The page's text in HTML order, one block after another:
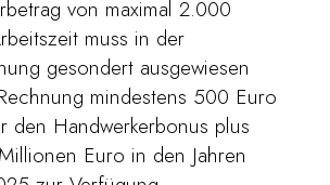
von maximal 2.000
muss in der
gesondert ausgewiesen
mindestens 500 Euro
den Handwerkerbonus plus
Euro in den Jahren